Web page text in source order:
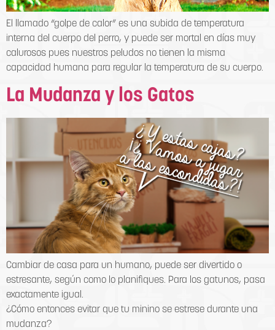
El llamado “golpe de calor” es una subida de temperatura
interna del cuerpo del perro, y puede ser mortal en días muy
calurosos pues nuestros peludos no tienen la misma
capacidad humana para regular la temperatura de su cuerpo.
La Mudanza y los Gatos
Cambiar de casa para un humano, puede ser divertido o
estresante, según como lo planifiques. Para los gatunos, pasa
exactamente igual.
¿Cómo entonces evitar que tu minino se estrese durante una
mudanza?